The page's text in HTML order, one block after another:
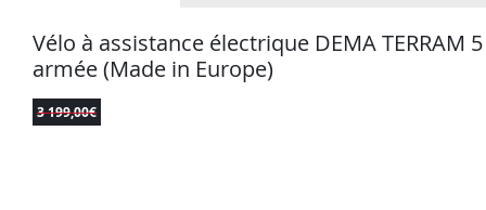
Vélo à assistance électrique DEMA TERRAM
armée (Made in Europe)
3 199,00€